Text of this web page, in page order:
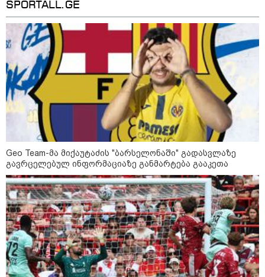
მოზაიკა
11:17 / 08-08-2026
არშემდგარი ქორწინება 15 წლით უფროს
ქართველთან - ალინა კაბაევას
SPORTALL.GE
Geo Team-მა მიქაუტაძის "ბარსელონაში" გადასვლაზე
გავრცელებულ ინფორმაციაზე განმარტება გააკეთა